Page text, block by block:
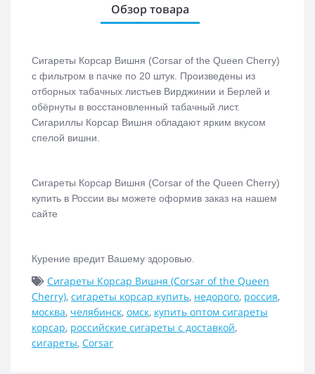
Обзор товара
Сигареты Корсар Вишня (Corsar of the Queen Cherry)
с фильтром в пачке по 20 штук. Произведены из
отборных табачных листьев Вирджинии и Берлей и
обёрнуты в восстановленный табачный лист.
Сигариллы Корсар Вишня обладают ярким вкусом
спелой вишни.
Сигареты Корсар Вишня (Corsar of the Queen Cherry)
купить в России вы можете оформив заказ на нашем
сайте
Курение вредит Вашему здоровью.
Сигареты Корсар Вишня (Corsar of the Queen
Cherry), сигареты корсар купить, недорого, россия,
москва, челябинск, омск, купить оптом сигареты
корсар, российские сигареты с доставкой,
сигареты, Corsar